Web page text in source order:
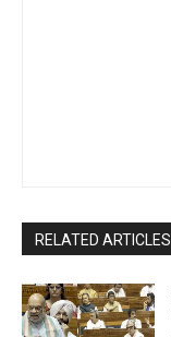
RELATED ARTICLES